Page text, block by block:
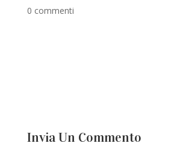
0 commenti
Invia Un Commento